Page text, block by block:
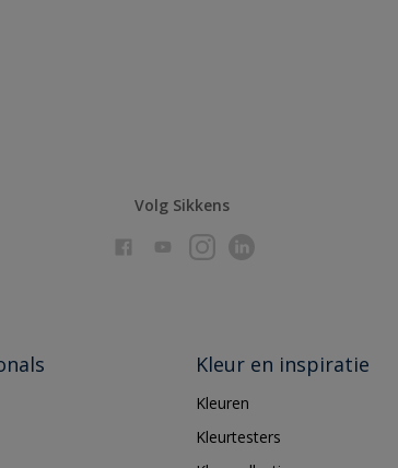
Volg Sikkens
Kleur en inspiratie
Kleuren
Kleurtesters